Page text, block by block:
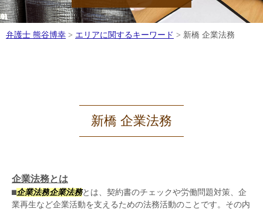
弁護士 熊谷博幸 > エリアに関するキーワード > 新橋 企業法務
新橋 企業法務
企業法務とは
⬛︎企業法務企業法務とは、契約書のチェックや労働問題対策、企
業再生など企業活動を支えるための法務活動のことです。その内